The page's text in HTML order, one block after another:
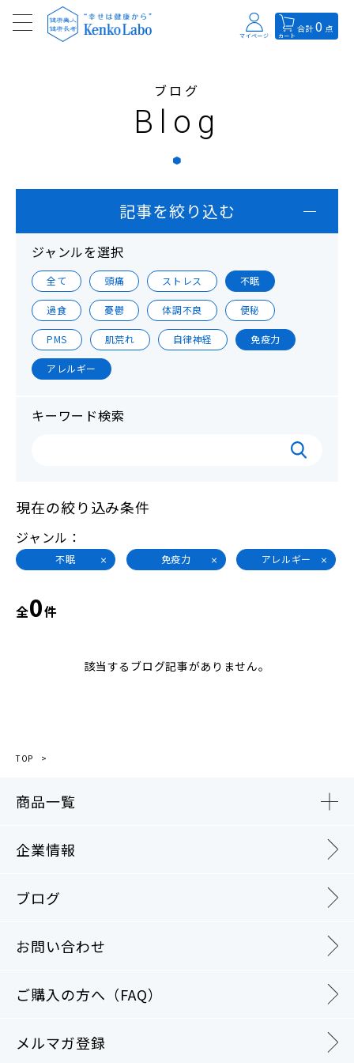
マイページ カート
合計0 点
ブログ
Blog
記事を絞り込む
ジャンルを選択
全て 頭痛 ストレス 不眠
過食 憂鬱 体調不良 便秘
PMS 肌荒れ 自律神経 免疫力
アレルギー
キーワード検索
現在の絞り込み条件
ジャンル
不眠 免疫力 アレルギー
全0件
該当するブログ記事がありません。
TOP
商品一覧
企業情報
ブログ
お問い合わせ
ご購入の方へ（FAQ）
メルマガ登録